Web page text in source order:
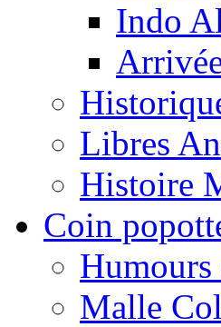
Indo
Libres
Histoire
Coin
Humours
Malle